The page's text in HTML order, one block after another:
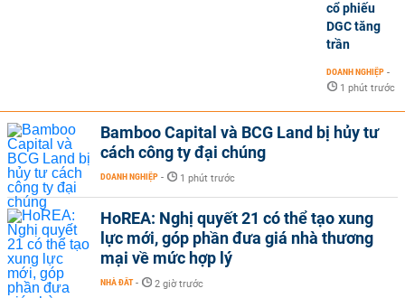
cổ phiếu
DGC tăng
trần
DOANH NGHIỆP -
1 phút trước
Bamboo Capital và BCG Land bị hủy tư
cách công ty đại chúng
DOANH NGHIỆP - 1 phút trước
HoREA: Nghị quyết 21 có thể tạo xung
lực mới, góp phần đưa giá nhà thương
mại về mức hợp lý
NHÀ ĐẤT - 2 giờ trước